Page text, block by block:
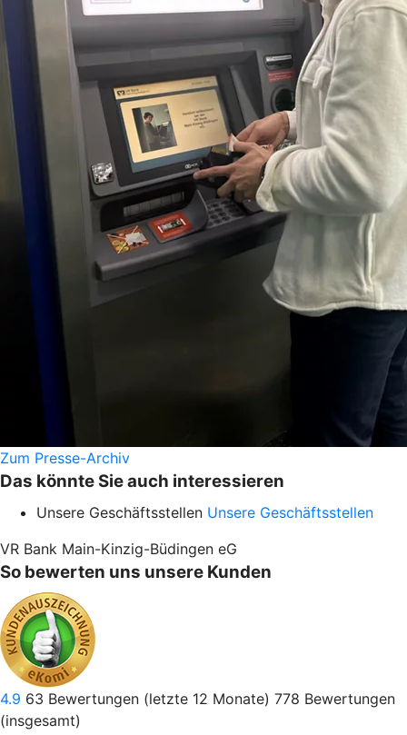
Zum Presse-Archiv
Das könnte Sie auch interessieren
Unsere Geschäftsstellen Unsere Geschäftsstellen
VR Bank Main-Kinzig-Büdingen eG
So bewerten uns unsere Kunden
4.9 63 Bewertungen (letzte 12 Monate) 778 Bewertungen
(insgesamt)